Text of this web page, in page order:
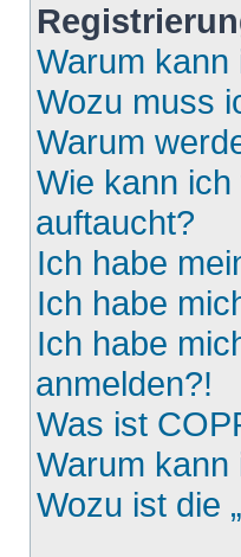
Warum kann
Wozu muss
Warum
Wie kann
auftaucht?
Ich habe
Ich habe
Ich habe
anmelden?!
Was ist
Warum
Wozu ist die